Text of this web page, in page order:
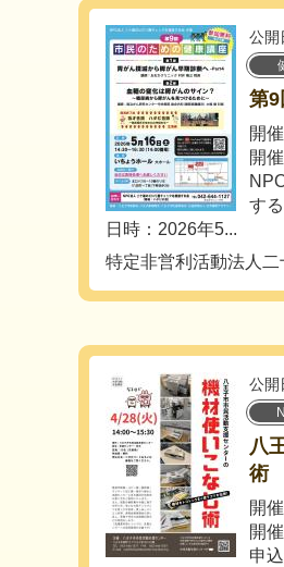
公開
第9
開
開
す
日時：2026年5...
特定非営利活動法人
公開
八
術
開
開
申